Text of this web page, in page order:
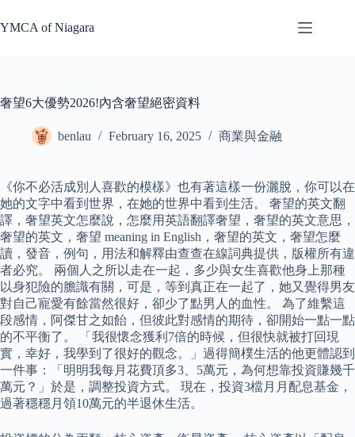
to
content
YMCA of Niagara
奢望6大優勢2026!內含奢望絕密資料
benlau February 16, 2025 商業與金融
《你不必活成別人喜歡的模樣》也有著這樣一份灑脫，你可以在
她的文字中看到世界，在她的世界中看到生活。 奢望的英文翻
譯，奢望英文怎麼說，怎麼用英語翻譯奢望，奢望的英文意思，
奢望的英文，奢望 meaning in English，奢望的英文，奢望怎麼
讀，發音，例句，用法和解釋由查查在線詞典提供，版權所有違
者必究。 兩個人之所以走在一起，多少與女生喜歡他身上那種
以身犯險的膽識有關，可是，等到真正在一起了，她又覺得男友
對自己寵愛有餘當然很好，卻少了點男人的血性。 為了維繫這
段感情，阿傑甘之如飴，但彼此對感情的期待，卻開始一點一點
的不平衡了。 「我很懷念獲利7倍的時候，但很快就被打回現
實，幸好，我學到了很好的觀念。」過得簡樸生活的他更體認到
一件事：「明明我每月花費頂多3、5萬元，為何想靠投資賺幾千
萬元？」於是，調整投資方式。 現在，投資3檔月月配息基金，
過著穩穩月領10萬元的半退休生活。